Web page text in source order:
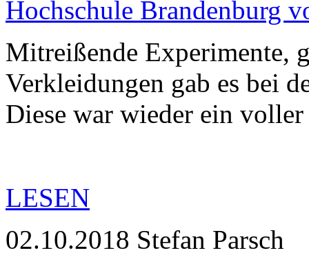
Mitreißende Experimente,
Verkleidungen gab es bei
Diese war wieder ein
LESEN
02.10.2018 Stefan Parsch